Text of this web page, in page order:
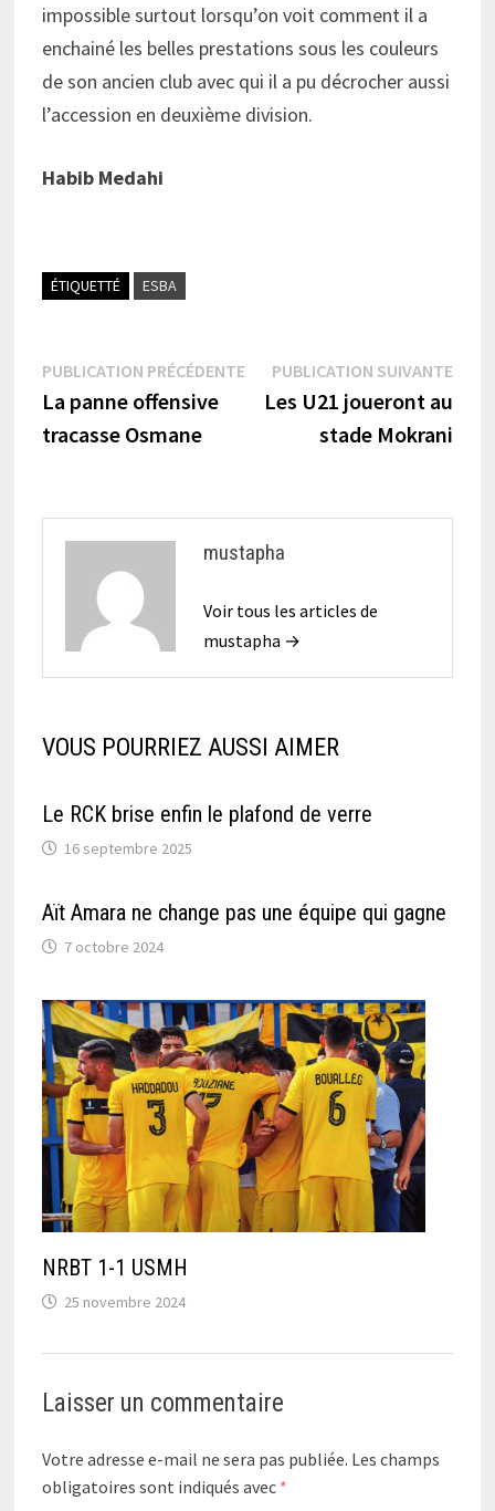
impossible surtout lorsqu’on voit comment il a
enchainé les belles prestations sous les couleurs
de son ancien club avec qui il a pu décrocher aussi
l’accession en deuxième division.
Habib Medahi
ÉTIQUETTÉ ESBA
Navigation
de
PUBLICATION PRÉCÉDENTEPublication
précédente :
La panne offensive
tracasse Osmane
PUBLICATION SUIVANTE
Les U21 joueront au
stade Mokrani
mustapha
Voir tous les articles de
mustapha →
VOUS POURRIEZ AUSSI AIMER
Le RCK brise enfin le plafond de verre
16 septembre 2025
Aït Amara ne change pas une équipe qui gagne
7 octobre 2024
NRBT 1-1 USMH
25 novembre 2024
Laisser un commentaire
Votre adresse e-mail ne sera pas publiée. Les champs
obligatoires sont indiqués avec *